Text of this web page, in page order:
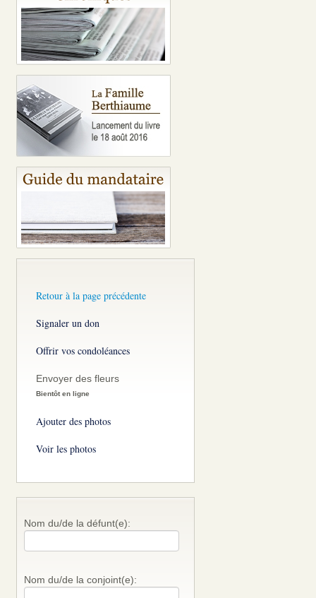
Retour à la page précédente
Signaler un don
Offrir vos condoléances
Envoyer des fleurs
Bientôt en ligne
Ajouter des photos
Voir les photos
Nom du/de la défunt(e):
Nom du/de la conjoint(e):